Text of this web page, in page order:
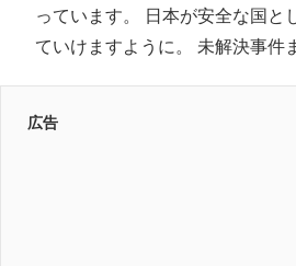
っています。 日本が安全な国と
ていけますように。 未解決事件
広告